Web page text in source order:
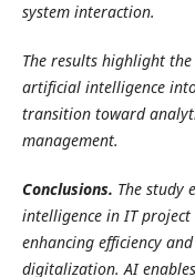
system interaction.
The results highlight
artificial intelligence
transition toward
management.
Conclusions. The study
intelligence in IT
enhancing efficiency
digitalization. AI